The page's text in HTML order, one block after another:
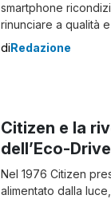
smartphone
rinunciare a qualità
usato e
diRedazione
Citizen e la
dell’Eco-Drive
Nel 1976 Citizen
alimentato dalla